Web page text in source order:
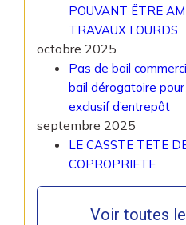
POUVANT ËTRE
TRAVAUX LOURDS
octobre 2025
Pas de bail
bail dérogatoire
exclusif d’entrepôt
septembre 2025
LE CASSTE TETE
COPROPRIETE
Voir toutes